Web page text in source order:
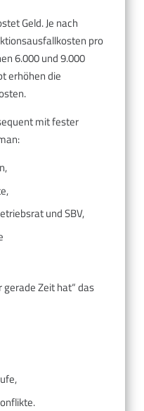
Geld. Je nach
pro
6.000 und 9.000
erhöhen die
mit fester
und SBV,
Zeit hat“ das